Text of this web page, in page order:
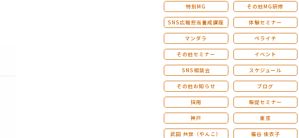
特別MG その他MG研修
SNS広報担当養成講座 体験セミナー
マンダラ ペライチ
その他セミナー イベント
SNS相談会 スケジュール
その他お知らせ ブログ
採用 販促セミナー
神戸 東京
武田 共世（やんこ） 福谷 佳衣子